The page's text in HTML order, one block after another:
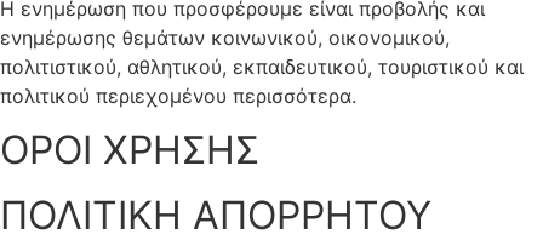
Η ενημέρωση που προσφέρουμε είναι προβολής και
ενημέρωσης θεμάτων κοινωνικού, οικονομικού,
πολιτιστικού, αθλητικού, εκπαιδευτικού, τουριστικού και
πολιτικού περιεχομένου περισσότερα.
ΟΡΟΙ ΧΡΗΣΗΣ
ΠΟΛΙΤΙΚΗ ΑΠΟΡΡΗΤΟΥ